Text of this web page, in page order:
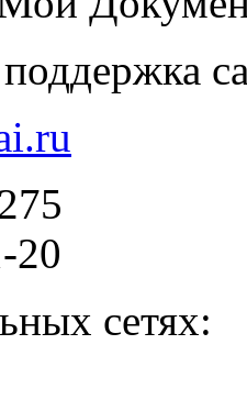
20
сетях: